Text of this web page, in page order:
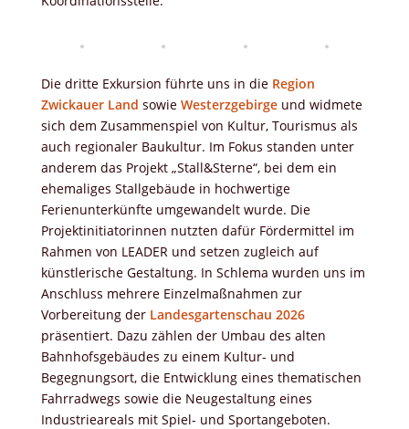
Die dritte Exkursion führte uns in die Region
Zwickauer Land sowie Westerzgebirgeund widmete
sich dem Zusammenspiel von Kultur, Tourismus als
auch regionaler Baukultur. Im Fokus standen unter
anderem das Projekt „Stall&Sterne“, bei dem ein
ehemaliges Stallgebäude in hochwertige
Ferienunterkünfte umgewandelt wurde. Die
Projektinitiatorinnen nutzten dafür Fördermittel im
Rahmen von LEADER und setzen zugleich auf
künstlerische Gestaltung. In Schlema wurden uns im
Anschluss mehrere Einzelmaßnahmen zur
Vorbereitung der Landesgartenschau 2026
präsentiert. Dazu zählen der Umbau des alten
Bahnhofsgebäudes zu einem Kultur- und
Begegnungsort, die Entwicklung eines thematischen
Fahrradwegs sowie die Neugestaltung eines
Industrieareals mit Spiel- und Sportangeboten.